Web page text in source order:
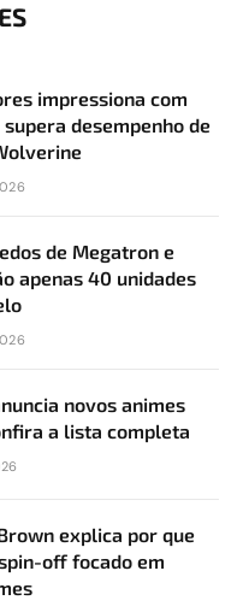
impressiona com
desempenho de
de Megatron e
apenas 40 unidades
novos animes
a lista completa
explica por que
off focado em